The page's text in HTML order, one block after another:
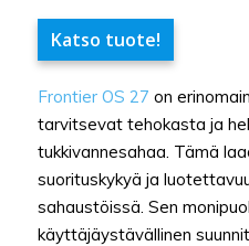
Katso tuote!
Frontier OS 27 on
tarvitsevat tehokasta ja
tukkivannesahaa. Tämä
suorituskykyä ja
sahaustöissä. Sen
käyttäjäystävällinen